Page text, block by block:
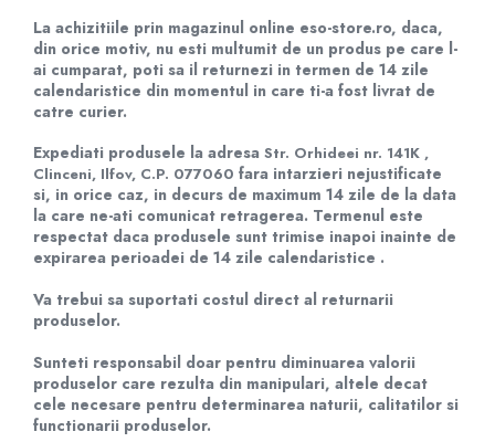
Carcase protectie NOCO BOOST
Invertoare Auto
Incarcator masina electrica
Aparate de spalat cu presiune
La achizitiile prin magazinul online eso-store.ro, daca,
din orice motiv, nu esti multumit de un produs pe care l-
ai cumparat, poti sa il returnezi in termen de 14 zile
calendaristice din momentul in care ti-a fost livrat de
catre curier.
Expediati produsele la adresa Str. Orhideei nr. 141K ,
Clinceni, Ilfov, C.P. 077060 fara intarzieri nejustificate
si, in orice caz, in decurs de maximum 14 zile de la data
la care ne-ati comunicat retragerea. Termenul este
respectat daca produsele sunt trimise inapoi inainte de
expirarea perioadei de 14 zile calendaristice .
Va trebui sa suportati costul direct al returnarii
produselor.
Sunteti responsabil doar pentru diminuarea valorii
produselor care rezulta din manipulari, altele decat
cele necesare pentru determinarea naturii, calitatilor si
functionarii produselor.